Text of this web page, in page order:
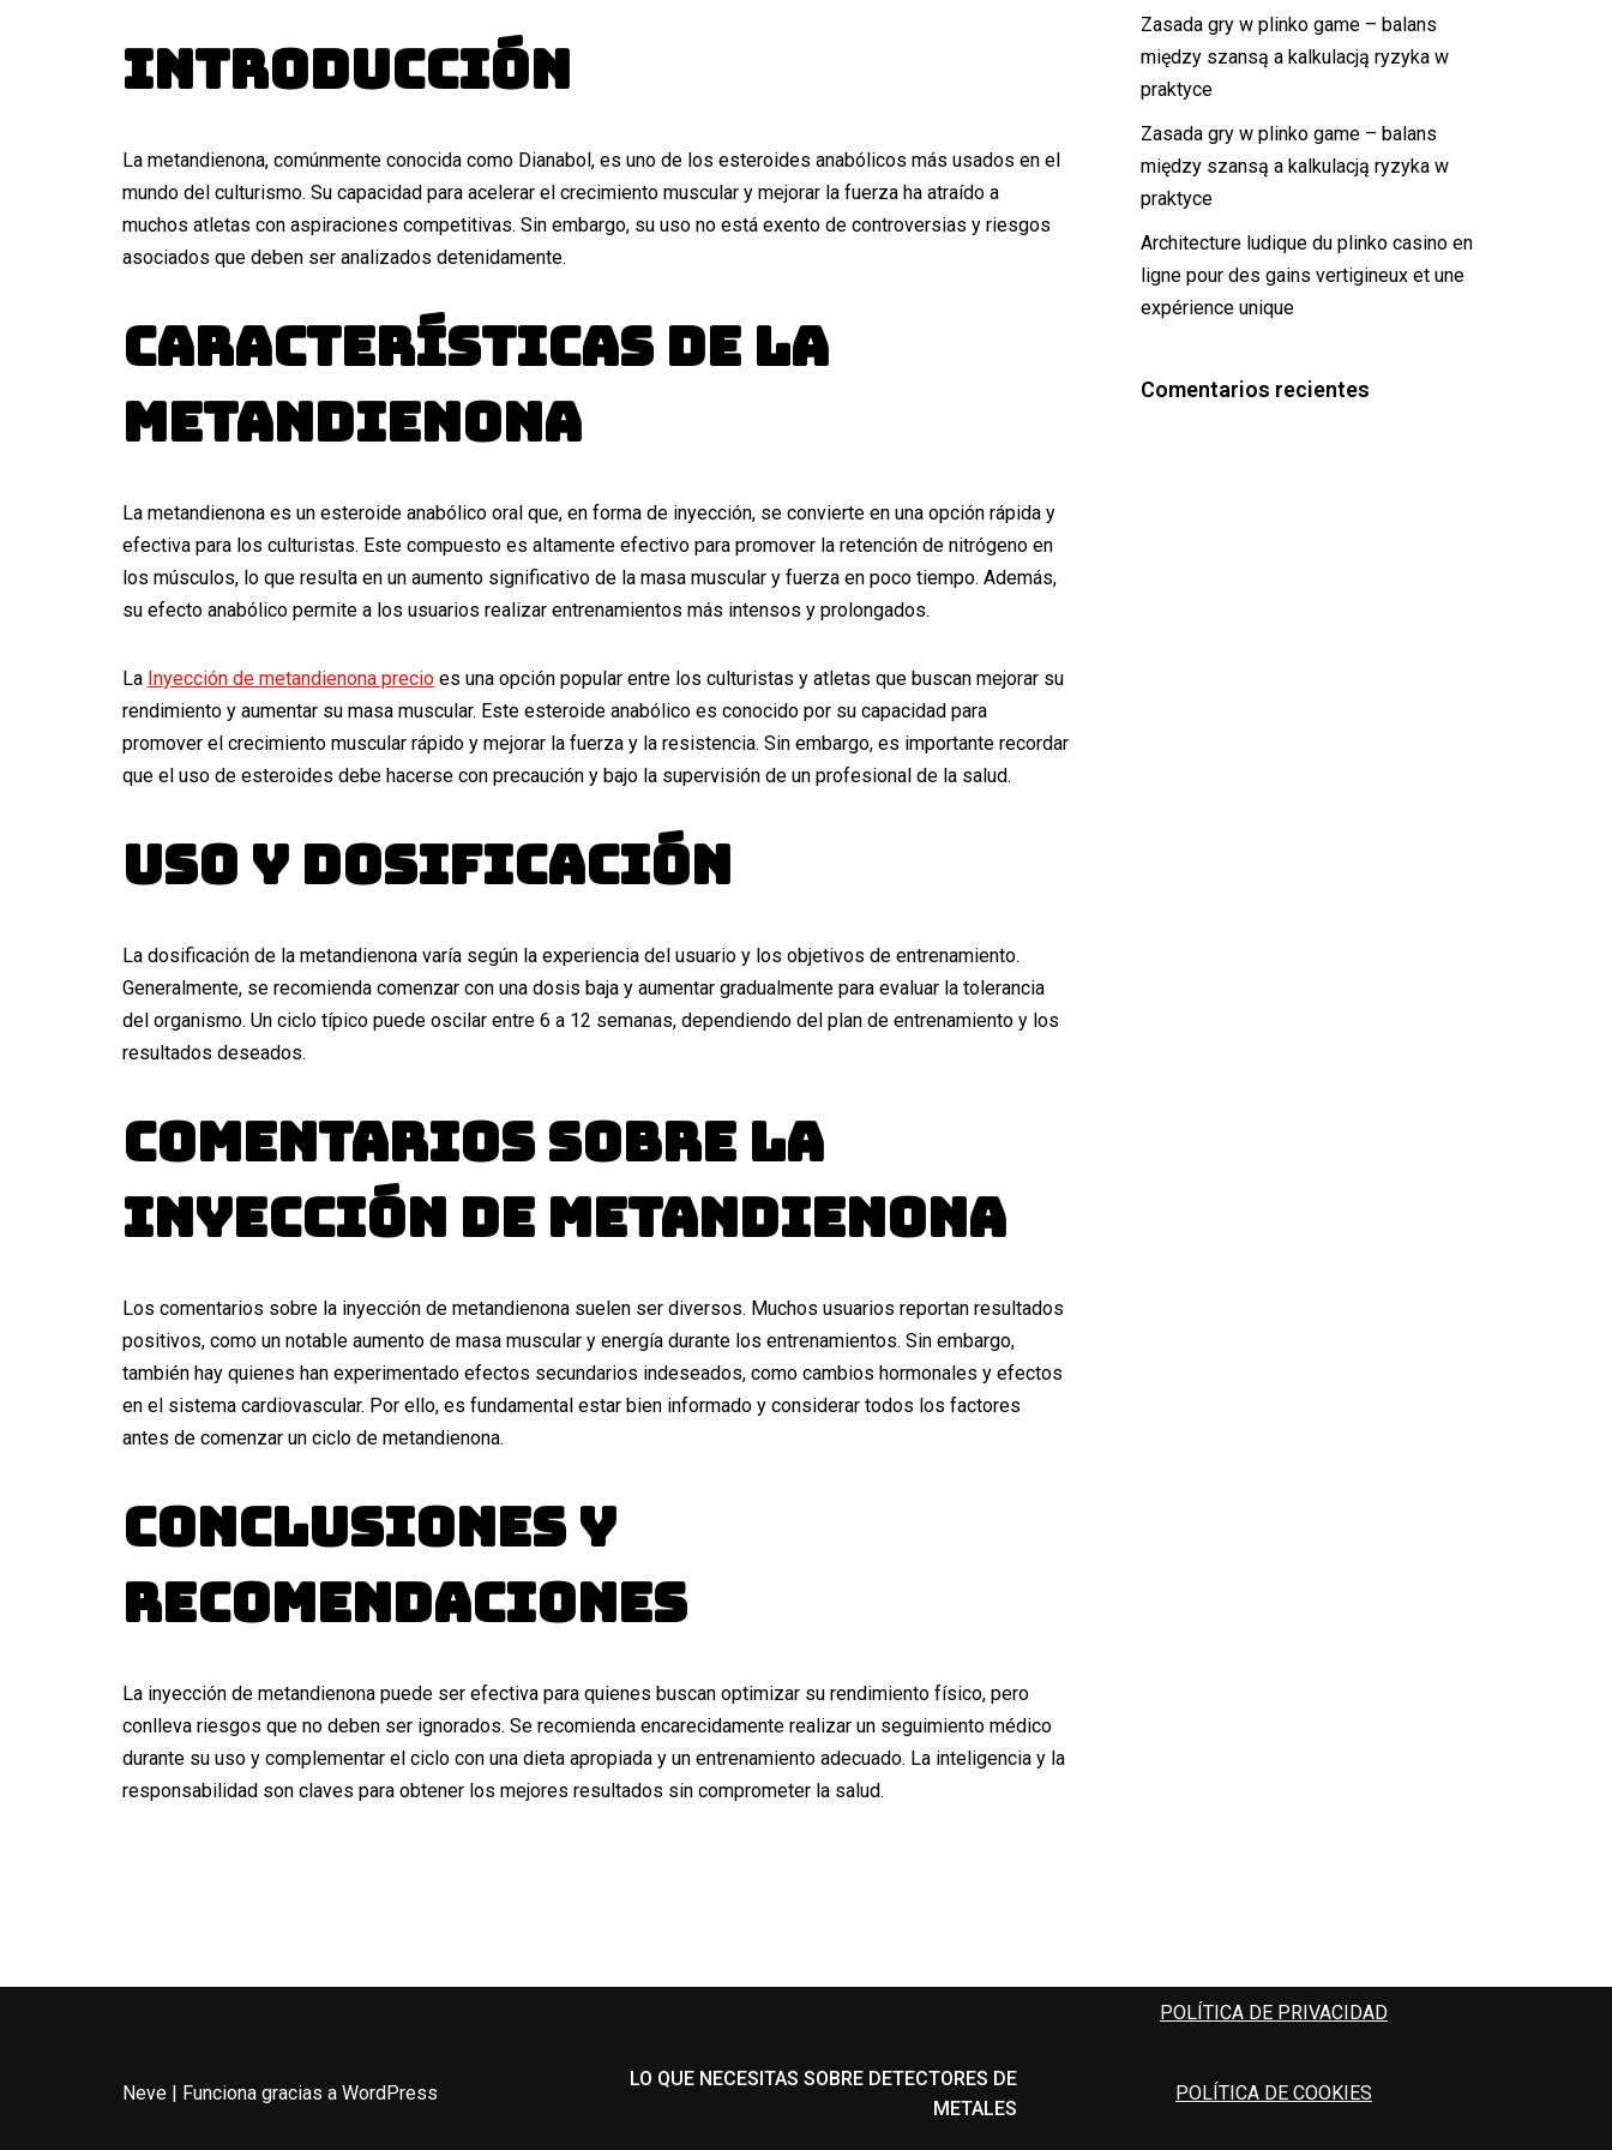
Introducción
La metandienona, comúnmente conocida como Dianabol, es uno de los esteroides anabólicos más usados en el
mundo del culturismo. Su capacidad para acelerar el crecimiento muscular y mejorar la fuerza ha atraído a
muchos atletas con aspiraciones competitivas. Sin embargo, su uso no está exento de controversias y riesgos
asociados que deben ser analizados detenidamente.
Características de la
Metandienona
La metandienona es un esteroide anabólico oral que, en forma de inyección, se convierte en una opción rápida y
efectiva para los culturistas. Este compuesto es altamente efectivo para promover la retención de nitrógeno en
los músculos, lo que resulta en un aumento significativo de la masa muscular y fuerza en poco tiempo. Además,
su efecto anabólico permite a los usuarios realizar entrenamientos más intensos y prolongados.
La Inyección de metandienona precio es una opción popular entre los culturistas y atletas que buscan mejorar su
rendimiento y aumentar su masa muscular. Este esteroide anabólico es conocido por su capacidad para
promover el crecimiento muscular rápido y mejorar la fuerza y ​​la resistencia. Sin embargo, es importante recordar
que el uso de esteroides debe hacerse con precaución y bajo la supervisión de un profesional de la salud.
Uso y Dosificación
La dosificación de la metandienona varía según la experiencia del usuario y los objetivos de entrenamiento.
Generalmente, se recomienda comenzar con una dosis baja y aumentar gradualmente para evaluar la tolerancia
del organismo. Un ciclo típico puede oscilar entre 6 a 12 semanas, dependiendo del plan de entrenamiento y los
resultados deseados.
Comentarios sobre la
Inyección de Metandienona
Los comentarios sobre la inyección de metandienona suelen ser diversos. Muchos usuarios reportan resultados
positivos, como un notable aumento de masa muscular y energía durante los entrenamientos. Sin embargo,
también hay quienes han experimentado efectos secundarios indeseados, como cambios hormonales y efectos
en el sistema cardiovascular. Por ello, es fundamental estar bien informado y considerar todos los factores
antes de comenzar un ciclo de metandienona.
Conclusiones y
Recomendaciones
La inyección de metandienona puede ser efectiva para quienes buscan optimizar su rendimiento físico, pero
conlleva riesgos que no deben ser ignorados. Se recomienda encarecidamente realizar un seguimiento médico
durante su uso y complementar el ciclo con una dieta apropiada y un entrenamiento adecuado. La inteligencia y la
responsabilidad son claves para obtener los mejores resultados sin comprometer la salud.
Zasada gry w plinko game – balans
między szansą a kalkulacją ryzyka w
praktyce
Zasada gry w plinko game – balans
między szansą a kalkulacją ryzyka w
praktyce
Architecture ludique du plinko casino en
ligne pour des gains vertigineux et une
expérience unique
Comentarios recientes
Neve | Funciona gracias a WordPress
LO QUE NECESITAS SOBRE DETECTORES DE
METALES
POLÍTICA DE PRIVACIDAD
POLÍTICA DE COOKIES